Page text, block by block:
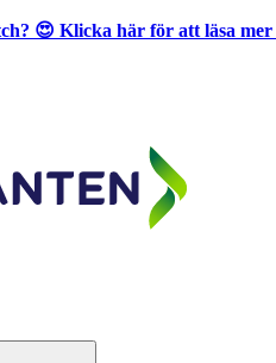
😍 Klicka här för att läsa mer